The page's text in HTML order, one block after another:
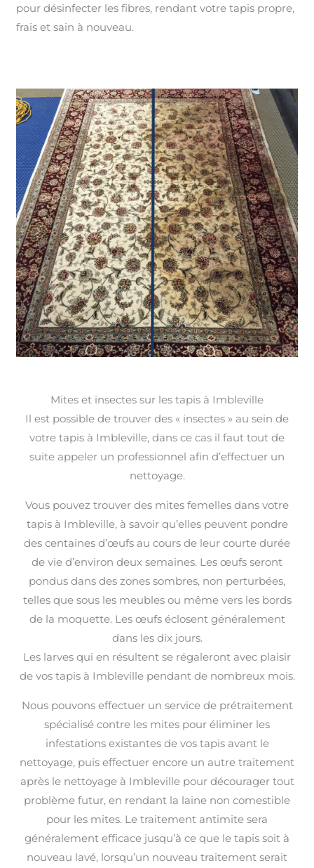
pour désinfecter les fibres, rendant votre tapis propre,
frais et sain à nouveau.
Mites et insectes sur les tapis à Imbleville
Il est possible de trouver des « insectes » au sein de
votre tapis à Imbleville, dans ce cas il faut tout de
suite appeler un professionnel afin d’effectuer un
nettoyage.
Vous pouvez trouver des mites femelles dans votre
tapis à Imbleville, à savoir qu’elles peuvent pondre
des centaines d’œufs au cours de leur courte durée
de vie d’environ deux semaines. Les œufs seront
pondus dans des zones sombres, non perturbées,
telles que sous les meubles ou même vers les bords
de la moquette. Les œufs éclosent généralement
dans les dix jours.
Les larves qui en résultent se régaleront avec plaisir
de vos tapis à Imbleville pendant de nombreux mois.
Nous pouvons effectuer un service de prétraitement
spécialisé contre les mites pour éliminer les
infestations existantes de vos tapis avant le
nettoyage, puis effectuer encore un autre traitement
après le nettoyage à Imbleville pour décourager tout
problème futur, en rendant la laine non comestible
pour les mites. Le traitement antimite sera
généralement efficace jusqu’à ce que le tapis soit à
nouveau lavé, lorsqu’un nouveau traitement serait